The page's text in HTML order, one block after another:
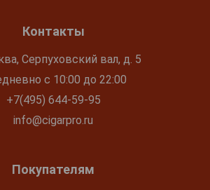
Контакты
Серпуховский вал, д. 5
с 10:00 до 22:00
+7(495) 644-59-95
info@cigarpro.ru
Покупателям